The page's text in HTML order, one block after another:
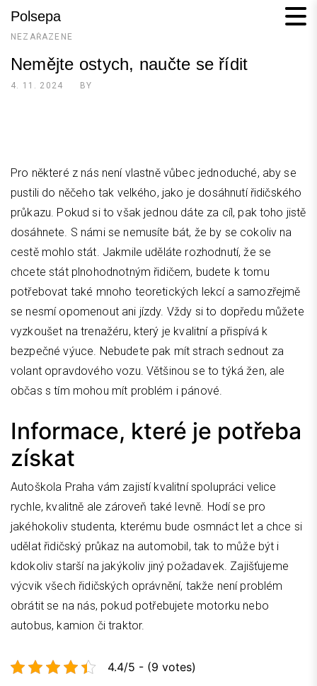
Skip
content
Polsepa
NEZAŘAZENÉ
Nemějte ostych, naučte se řídit
4. 11. 2024 BY
Pro některé z nás není vlastně vůbec jednoduché, aby se
pustili do něčeho tak velkého, jako je dosáhnutí řidičského
průkazu. Pokud si to však jednou dáte za cíl, pak toho jistě
dosáhnete. S námi se nemusíte bát, že by se cokoliv na
cestě mohlo stát. Jakmile uděláte rozhodnutí, že se
chcete stát plnohodnotným řidičem, budete k tomu
potřebovat také mnoho teoretických lekcí a samozřejmě
se nesmí opomenout ani jízdy. Vždy si to dopředu můžete
vyzkoušet na trenažéru, který je kvalitní a přispívá k
bezpečné výuce. Nebudete pak mít strach sednout za
volant opravdového vozu. Většinou se to týká žen, ale
občas s tím mohou mít problém i pánové.
Informace, které je potřeba
získat
Autoškola Praha vám zajistí kvalitní spolupráci velice
rychle, kvalitně ale zároveň také levně. Hodí se pro
jakéhokoliv studenta, kterému bude osmnáct let a chce si
udělat řidičský průkaz na automobil, tak to může být i
kdokoliv starší na jakýkoliv jiný požadavek. Zajišťujeme
výcvik všech řidičských oprávnění, takže není problém
obrátit se na nás, pokud potřebujete motorku nebo
autobus, kamion či traktor.
4.4/5 - (9 votes)